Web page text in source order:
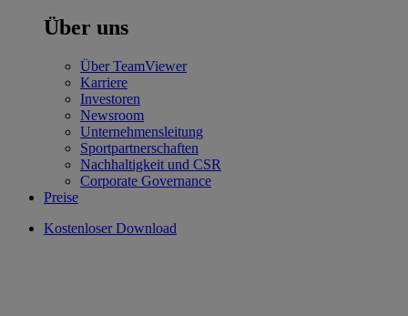
Über uns
Über TeamViewer
Karriere
Investoren
Newsroom
Unternehmensleitung
Sportpartnerschaften
Nachhaltigkeit und CSR
Corporate Governance
Preise
Kostenloser Download